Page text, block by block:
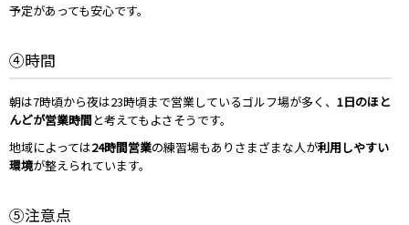
予定があっても安心です。
④時間
朝は7時頃から夜は23時頃まで営業しているゴルフ場が多く、 1日のほと
んどが営業時間と考えてもよさそうです。
地域によっては24時間営業の練習場もありさまざまな人が利用しやすい
環境が整えられています。
⑤注意点